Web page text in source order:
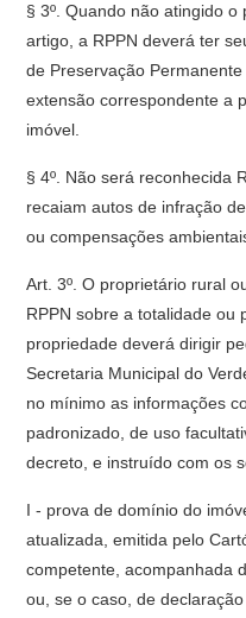
§ 3º. Quando não atingido
artigo, a RPPN deverá ter
de Preservação Permanente
extensão correspondente a
imóvel.
§ 4º. Não será reconhecida
recaiam autos de infração
ou compensações
Art. 3º. O proprietário rural
RPPN sobre a totalidade ou
propriedade deverá dirigir
Secretaria Municipal do
no mínimo as informações
padronizado, de uso
decreto, e instruído com os
I - prova de domínio do
atualizada, emitida pelo
competente, acompanhada
ou, se o caso, de